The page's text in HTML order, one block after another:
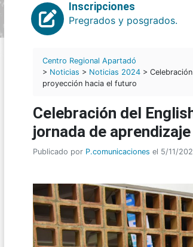
Inscripciones
Pregrados y posgrados.
Centro Regional Apartadó
> Noticias > Noticias 2024 >
proyección hacia el futuro
Celebración del
jornada de
Publicado por P.comunicaciones el 5/11/